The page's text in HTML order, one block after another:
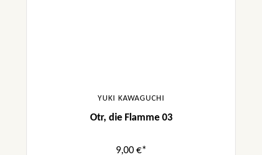
YUKI KAWAGUCHI
Otr, die Flamme 03
9,00 €*